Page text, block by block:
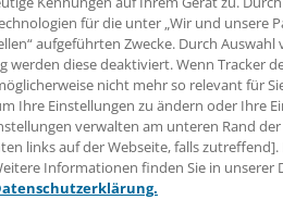
Heidelberg ist nach Angaben
mit einem neuen
"MR-Linac"
gewinnen.
des Hybridgerätes sei es, die
für die unter „Wir und unsere
aufgeführten Zwecke. Durch
werden diese deaktiviert. Wenn Tracker
nicht mehr so relevant für
Ihre Einstellungen zu ändern oder Ihre
verwalten am unteren Rand
links auf der Webseite, falls
Informationen finden Sie in unserer